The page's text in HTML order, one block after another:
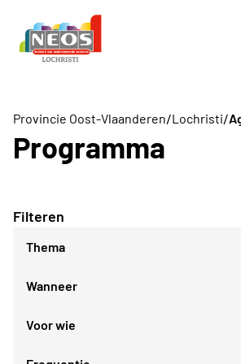
Provincie Oost-Vlaanderen/Lochristi/
Programma
Filteren
Thema
Culturele evenementen
Gezellig samenzijn
Wanneer
Voor wie